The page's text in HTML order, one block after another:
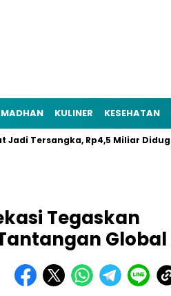
KULINER KESEHATAN
Rp4,5 Miliar Diduga Raib
Tegaskan
Global